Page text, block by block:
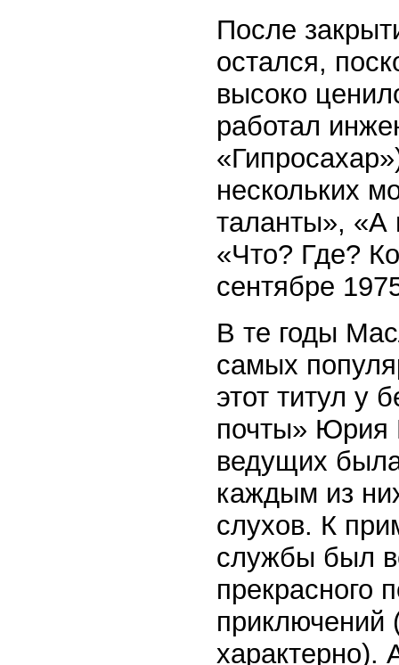
После
остался,
высоко
работал
нескольких
таланты», «А
«Что? Где?
сентябре
В те годы
самых
этот титул у
почты» Юрия
ведущих
каждым из
слухов. К
службы был
прекрасного
приключений
характерно).